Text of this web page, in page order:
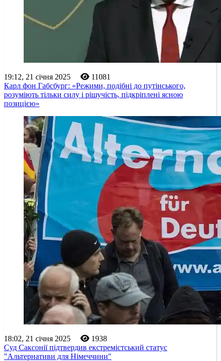
19:12, 21 січня 2025
11081
Карл фон Габсбург: «Режими, подібні до путінського,
розуміють тільки силу і рішучість, підкріплені ясною
позицією»
18:02, 21 січня 2025
1938
Суд Саксонії підтвердив екстремістський статус
"Альтернативи для Німеччини"